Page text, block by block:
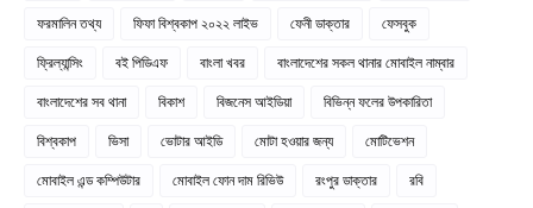
ফরমালিন তথ্য
ফিফা বিশ্বকাপ ২০২২ লাইভ ফেনী ডাক্তার
ফেসবুক
ফ্রিল্যান্সিং
বই পিডিএফ বাংলা খবর
বাংলাদেশের সকল থানার মোবাইল নাম্বার
বাংলাদেশের সব থানা
বিকাশ বিজনেস আইডিয়া
বিভিন্ন ফলের উপকারিতা
বিশ্বকাপ
ভিসা ভোটার আইডি মোটা হওয়ার জন্য
মোটিভেশন
মোবাইল এন্ড কম্পিউটার
মোবাইল ফোন দাম রিভিউ রংপুর ডাক্তার রবি